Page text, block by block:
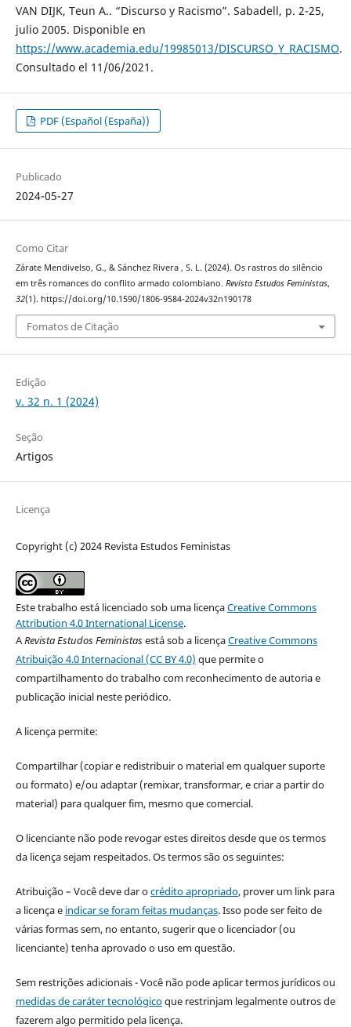
VAN DIJK, Teun A.. “Discurso y Racismo”. Sabadell, p. 2-25,
julio 2005. Disponible en
https://www.academia.edu/19985013/DISCURSO_Y_RACISMO.
Consultado el 11/06/2021.
PDF (Español (España))
Publicado
2024-05-27
Como Citar
Zárate Mendivelso, G., & Sánchez Rivera , S. L. (2024). Os rastros do silêncio
em três romances do conflito armado colombiano. Revista Estudos Feministas,
32(1). https://doi.org/10.1590/1806-9584-2024v32n190178
Fomatos de Citação
Edição
v. 32 n. 1 (2024)
Seção
Artigos
Licença
Copyright (c) 2024 Revista Estudos Feministas
Este trabalho está licenciado sob uma licençaCreative Commons
Attribution 4.0 International License.
ARevista Estudos Feministasestá sob a licençaCreative Commons
Atribuição 4.0 Internacional (CC BY 4.0) que permite o
compartilhamento do trabalho com reconhecimento de autoria e
publicação inicial neste periódico.
A licença permite:
Compartilhar (copiar e redistribuir o material em qualquer suporte
ou formato) e/ou adaptar (remixar, transformar, e criar a partir do
material) para qualquer fim, mesmo que comercial.
O licenciante não pode revogar estes direitos desde que os termos
da licença sejam respeitados. Os termos são os seguintes:
Atribuição – Você deve dar ocrédito apropriado, prover um link para
a licença e indicar se foram feitas mudanças. Isso pode ser feito de
várias formas sem, no entanto, sugerir que o licenciador (ou
licenciante) tenha aprovado o uso em questão.
Sem restrições adicionais - Você não pode aplicar termos jurídicos ou
medidas de caráter tecnológicoque restrinjam legalmente outros de
fazerem algo permitido pela licença.